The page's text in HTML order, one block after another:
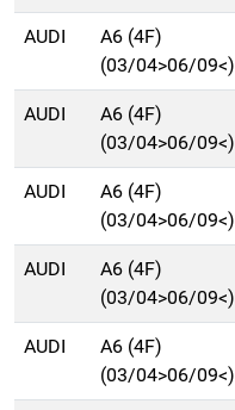
AUDI
A6 (4F)
(03/04>06/09<)
AUDI
A6 (4F)
(03/04>06/09<)
AUDI
A6 (4F)
(03/04>06/09<)
AUDI
A6 (4F)
(03/04>06/09<)
AUDI
A6 (4F)
(03/04>06/09<)